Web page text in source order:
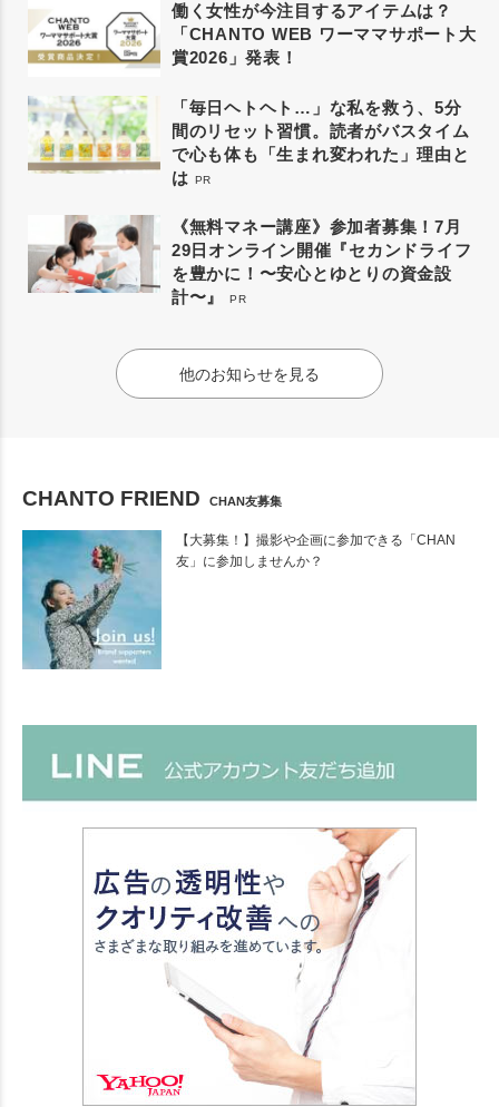
働く女性が今注目するアイテムは？
「CHANTO WEB ワーママサポート大
賞2026」発表！
「毎日ヘトヘト…」な私を救う、5分
間のリセット習慣。読者がバスタイム
で心も体も「生まれ変われた」理由と
は PR
《無料マネー講座》参加者募集！7月
29日オンライン開催『セカンドライフ
を豊かに！〜安心とゆとりの資金設
計〜』
PR
他のお知らせを見る
CHANTO FRIEND CHAN友募集
【大募集！】撮影や企画に参加できる「CHAN
友」に参加しませんか？